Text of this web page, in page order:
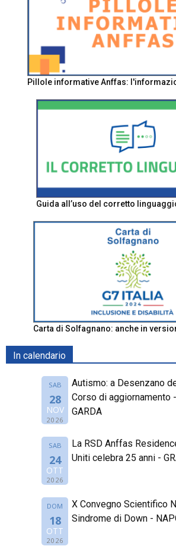
Pillole informative Anffas:
Guida all’uso del corretto
Carta di Solfagnano: anche in
In calendario
SAB
28
NOV
2026
Autismo: a Desenzano
Corso di aggiornamento
GARDA
SAB
24
OTT
2026
La RSD Anffas
Uniti celebra 25 anni -
DOM
18
OTT
2026
X Convegno Scientifico
Sindrome di Down -